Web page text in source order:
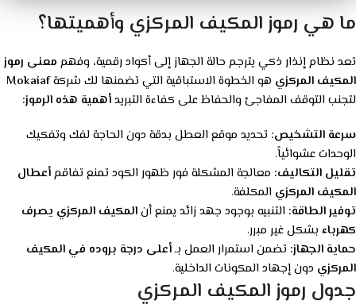
ما هي رموز المكيف المركزي وأهميتها؟
تعد نظام إنذار ذكي يترجم حالة الجهاز إلى أكواد رقمية، وفهم معنى رموز
المكيف المركزي هو الخطوة الاستباقية التي تضمنها لك شركةMokaiaf
لتجنب التوقف المفاجئ والحفاظ على كفاءة التبريدأهمية هذه الرموز:
سرعة التشخيص: تحديد موقع العطل بدقة دون الحاجة لفك وتفكيك
الوحدات عشوائياً.
تقليل التكاليف: معالجة المشكلة فور ظهور الكود تمنع تفاقمأعطال
المكيف المركزي المكلفة.
توفير الطاقة: التنبيه بوجود جهد زائد يمنع أنالمكيف المركزي يصرف
كهرباء بشكل غير مبرر.
حماية الجهاز: تضمن استمرار العمل بـأعلى درجة بروده في المكيف
المركزي دون إجهاد المكونات الداخلية.
جدول رموز المكيف المركزي